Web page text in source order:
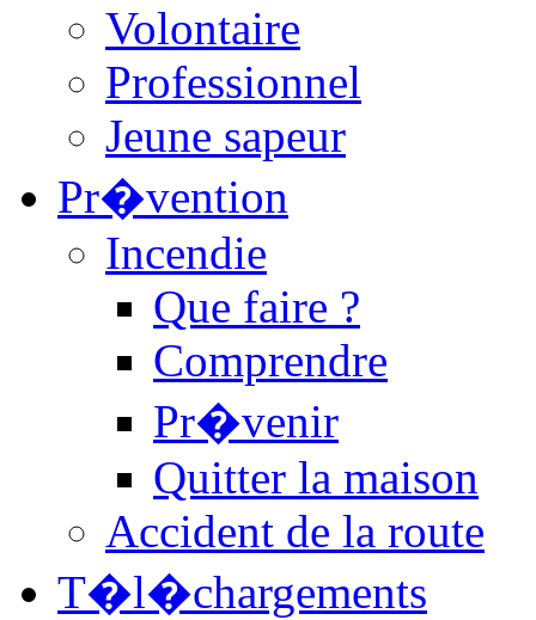
Volontaire
Professionnel
Jeune sapeur
Pr�vention
Incendie
Que faire ?
Comprendre
Pr�venir
Quitter la maison
Accident de la route
T�l�chargements